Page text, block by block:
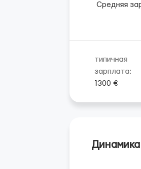
Средняя
типичная
зарплата:
1300 €